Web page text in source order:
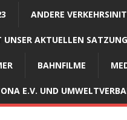
ANDERE
AKTUELLEN SATZUNG
BAHNFILME
E.V. UND